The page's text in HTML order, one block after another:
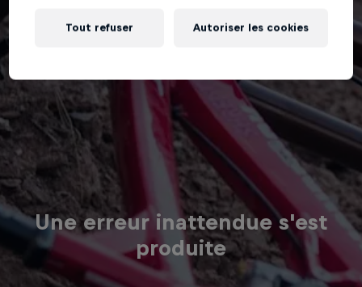
Une erreur inattendue s'est
produite
Tout refuser Autoriser les cookies